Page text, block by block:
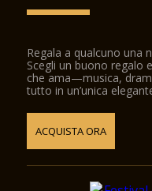
Regala a qualcuno una
Scegli un buono regalo
che ama—musica,
tutto in un’unica
ACQUISTA ORA